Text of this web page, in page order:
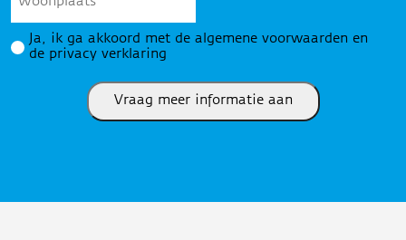
Privacy*
Ja, ik ga akkoord met de algemene voorwaarden en
de privacy verklaring
Vraag meer informatie aan